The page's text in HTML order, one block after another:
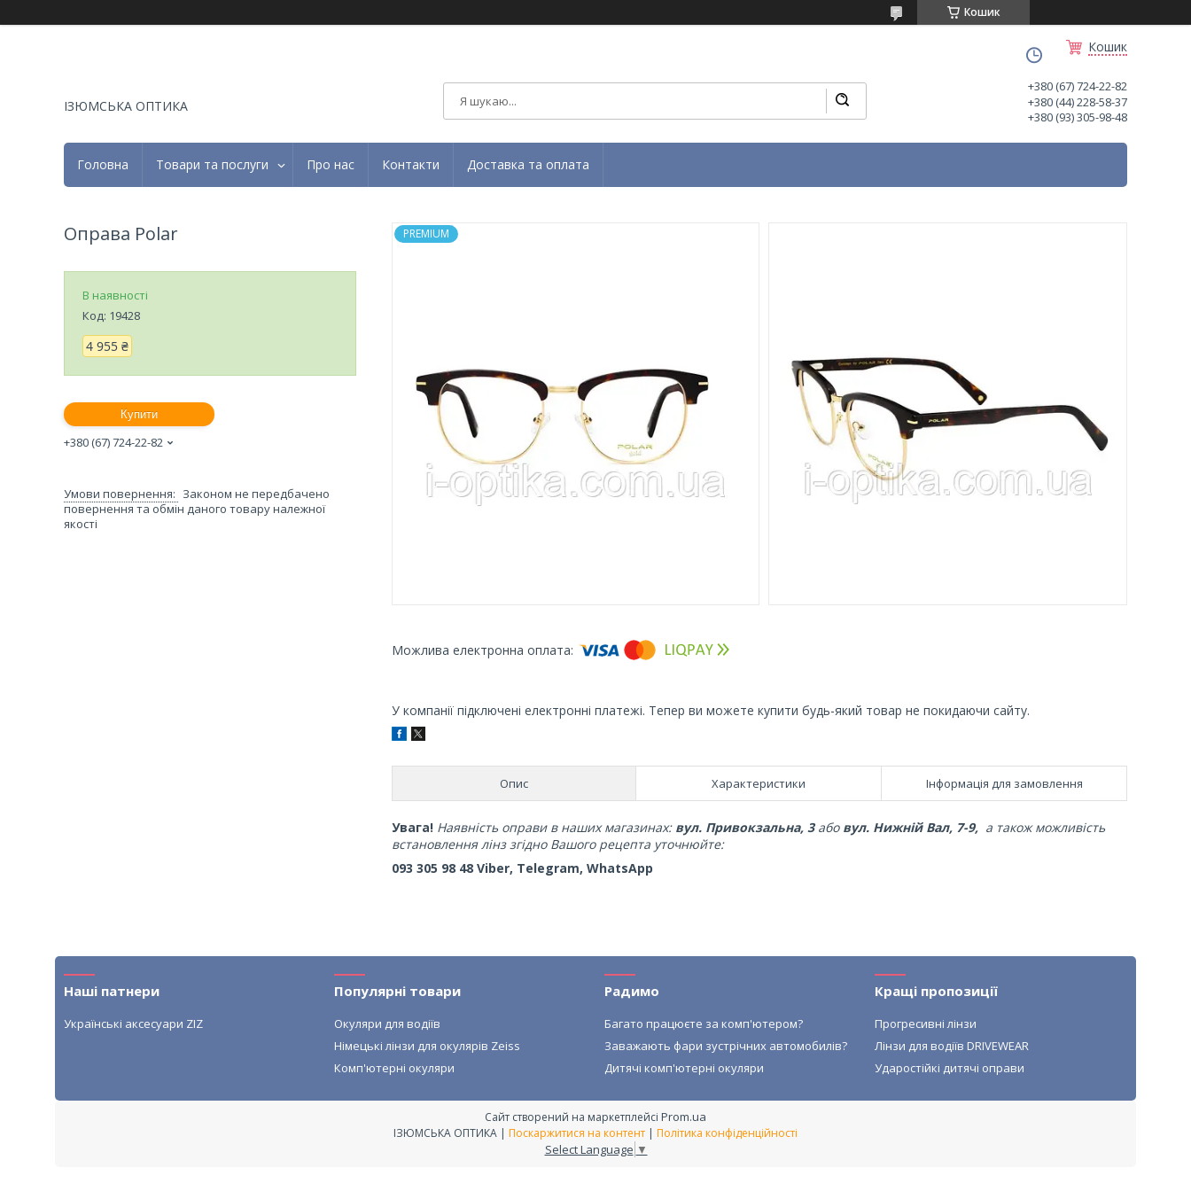
Кошик
Кошик
ІЗЮМСЬКА ОПТИКА
+380 (67) 724-22-82
+380 (44) 228-58-37
+380 (93) 305-98-48
Головна Товари та послуги Про нас Контакти Доставка та оплата
PREMIUM
У компанії підключені електронні платежі. Тепер ви можете купити будь-який товар не покидаючи сайту.
Опис Характеристики Інформація для замовлення
Увага! Наявність оправи в наших магазинах:вул. Привокзальна, 3абовул. Нижній Вал, 7-9, а також можливість
встановлення лінз згідно Вашого рецепта уточнюйте:
093 305 98 48 Viber, Telegram, WhatsApp
Оправа Polar
В наявності
Код: 19428
4 955 ₴
Купити
+380 (67) 724-22-82
Законом не передбачено
повернення та обмін даного товару належної
якості
Наші патнери
Українські аксесуари ZIZ
Популярні товари
Окуляри для водіїв
Німецькі лінзи для окулярів Zeiss
Комп'ютерні окуляри
Радимо
Багато працюєте за комп'ютером?
Заважають фари зустрічних автомобилів?
Дитячі комп'ютерні окуляри
Кращі пропозиції
Прогресивні лінзи
Лінзи для водіїв DRIVEWEAR
Ударостійкі дитячі оправи
Сайт створений на маркетплейсі Prom.ua
ІЗЮМСЬКА ОПТИКА | Поскаржитися на контент | Політика конфіденційності
Select Language ▼